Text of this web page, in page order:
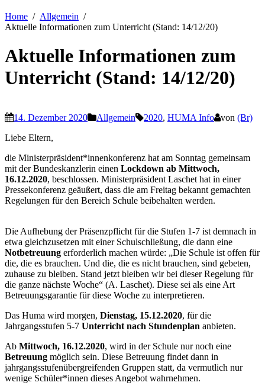
Home
Allgemein
Aktuelle Informationen zum Unterricht (Stand: 14/12/20)
Aktuelle Informationen zum
Unterricht (Stand: 14/12/20)
14. Dezember 2020 Allgemein 2020, HUMA Info von (Br)
Liebe Eltern,
die Ministerpräsident*innenkonferenz hat am Sonntag gemeinsam
mit der Bundeskanzlerin einen Lockdown ab Mittwoch,
16.12.2020, beschlossen. Ministerpräsident Laschet hat in einer
Pressekonferenz geäußert, dass die am Freitag bekannt gemachten
Regelungen für den Bereich Schule beibehalten werden.
Die Aufhebung der Präsenzpflicht für die Stufen 1-7 ist demnach in
etwa gleichzusetzen mit einer Schulschließung, die dann eine
Notbetreuung erforderlich machen würde: „Die Schule ist offen für
die, die es brauchen. Und die, die es nicht brauchen, sind gebeten,
zuhause zu bleiben. Stand jetzt bleiben wir bei dieser Regelung für
die ganze nächste Woche“ (A. Laschet). Diese sei als eine Art
Betreuungsgarantie für diese Woche zu interpretieren.
Das Huma wird morgen, Dienstag, 15.12.2020, für die
Jahrgangsstufen 5-7 Unterricht nach Stundenplan anbieten.
Ab Mittwoch, 16.12.2020, wird in der Schule nur noch eine
Betreuung möglich sein. Diese Betreuung findet dann in
jahrgangsstufenübergreifenden Gruppen statt, da vermutlich nur
wenige Schüler*innen dieses Angebot wahrnehmen.